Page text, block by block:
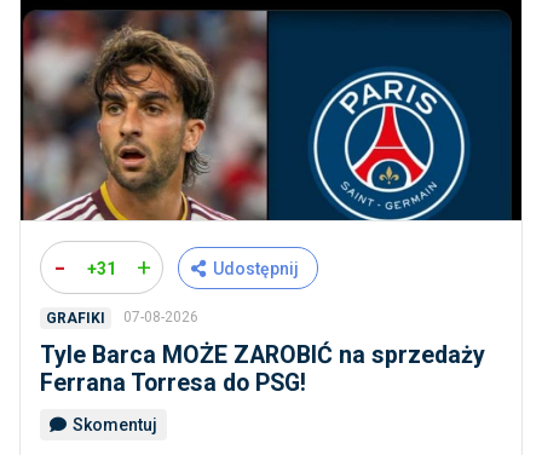
- +31 + Udostępnij
GRAFIKI 07-08-2026
Tyle Barca MOŻE ZAROBIĆ na sprzedaży
Ferrana Torresa do PSG!
Skomentuj